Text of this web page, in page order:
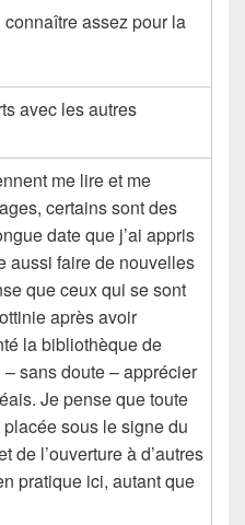
assez pour la
avec les autres
me lire et me
certains sont des
date que j’ai appris
aussi faire de nouvelles
que ceux qui se sont
après avoir
la bibliothèque de
sans doute – apprécier
Je pense que toute
sous le signe du
de l’ouverture à d’autres
pratique ici, autant que